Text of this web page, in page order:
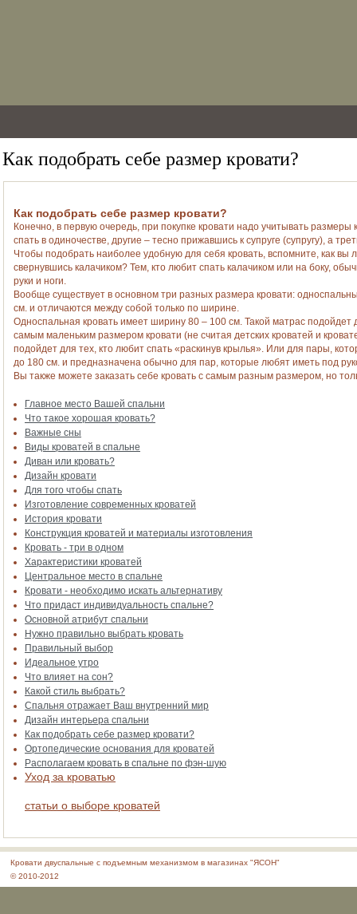
Как подобрать себе размер кровати?
Как подобрать себе размер кровати?
Конечно, в первую очередь, при покупке кровати надо учитывать
спать в одиночестве, другие – тесно прижавшись к супруге (супругу), а
Чтобы подобрать наиболее удобную для себя кровать, вспомните, как
свернувшись калачиком? Тем, кто любит спать калачиком или на боку,
руки и ноги.
Вообще существует в основном три разных размера кровати:
см. и отличаются между собой только по ширине.
Односпальная кровать имеет ширину 80 – 100 см. Такой матрас
самым маленьким размером кровати (не считая детских кроватей и
подойдет для тех, кто любит спать «раскинув крылья». Или для пары,
до 180 см. и предназначена обычно для пар, которые любят иметь под
Вы также можете заказать себе кровать с самым разным размером, но
Главное место Вашей спальни
Что такое хорошая кровать?
Важные сны
Виды кроватей в спальне
Диван или кровать?
Дизайн кровати
Для того чтобы спать
Изготовление современных кроватей
История кровати
Конструкция кроватей и материалы изготовления
Кровать - три в одном
Характеристики кроватей
Центральное место в спальне
Кровати - необходимо искать альтернативу
Что придаст индивидуальность спальне?
Основной атрибут спальни
Нужно правильно выбрать кровать
Правильный выбор
Идеальное утро
Что влияет на сон?
Какой стиль выбрать?
Спальня отражает Ваш внутренний мир
Дизайн интерьера спальни
Как подобрать себе размер кровати?
Ортопедические основания для кроватей
Располагаем кровать в спальне по фэн-шую
Уход за кроватью
статьи о выборе кроватей
Кровати двуспальные с подъемным механизмом в магазинах "ЯСОН"
© 2010-2012